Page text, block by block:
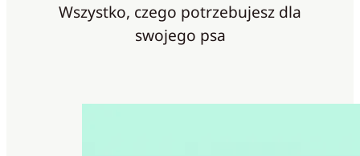
Wszystko, czego potrzebujesz dla
swojego psa